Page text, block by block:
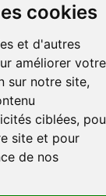
cookies
et d'autres
améliorer votre
sur notre site,
ciblées,
site et pour
de nos